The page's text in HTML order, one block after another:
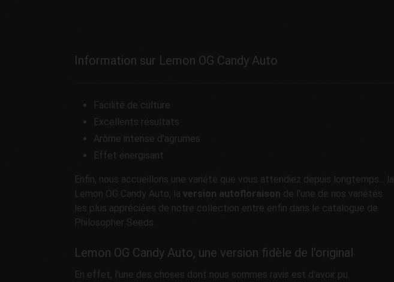
Information sur Lemon OG Candy Auto
Facilité de culture
Excellents résultats
Arôme intense d'agrumes
Effet énergisant
Enfin, nous accueillons une variété que vous attendiez depuis longtemps... la
Lemon OG Candy Auto, la version autofloraison de l'une de nos variétés
les plus appréciées de notre collection entre enfin dans le catalogue de
Philosopher Seeds.
Lemon OG Candy Auto, une version fidèle de l'original
En effet, l'une des choses dont nous sommes ravis est d'avoir pu